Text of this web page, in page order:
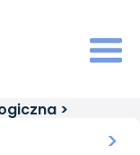
>
grubego